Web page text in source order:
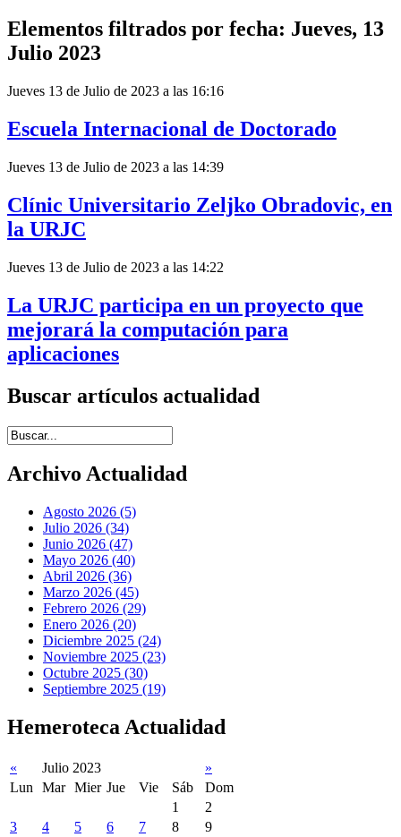
Elementos filtrados por fecha: Jueves, 13
Julio 2023
Jueves 13 de Julio de 2023 a las 16:16
Escuela Internacional de Doctorado
Jueves 13 de Julio de 2023 a las 14:39
Clínic Universitario Zeljko Obradovic, en
la URJC
Jueves 13 de Julio de 2023 a las 14:22
La URJC participa en un proyecto que
mejorará la computación para
aplicaciones
Buscar artículos actualidad
Introduce términos de búsqueda
Archivo Actualidad
Agosto 2026 (5)
Julio 2026 (34)
Junio 2026 (47)
Mayo 2026 (40)
Abril 2026 (36)
Marzo 2026 (45)
Febrero 2026 (29)
Enero 2026 (20)
Diciembre 2025 (24)
Noviembre 2025 (23)
Octubre 2025 (30)
Septiembre 2025 (19)
Hemeroteca Actualidad
« Julio 2023
»
Lun
Mar Mier Jue Vie Sáb
Dom
1
2
3
4 5 6 7 8
9